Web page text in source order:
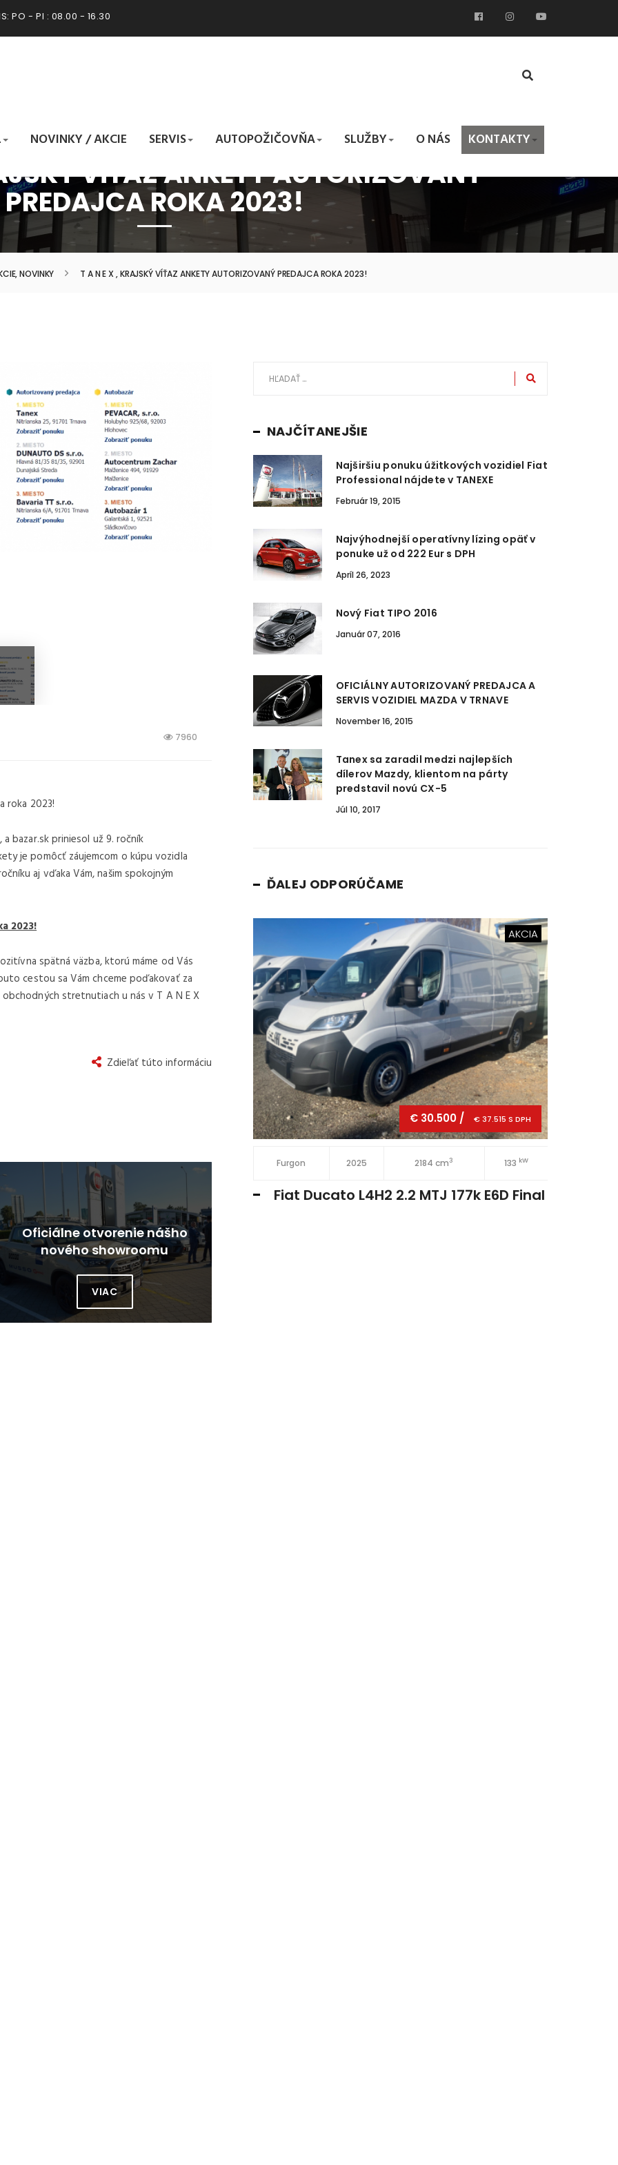
PO - PI : 08.00 - 16.30
NOVINKY / AKCIE SERVIS AUTOPOŽIČOVŇA SLUŽBY O NÁS KONTAKTY
VÍŤAZ ANKETY AUTORIZOVANÝ
PREDAJCA ROKA 2023!
NOVINKY T A N E X , KRAJSKÝ VÍŤAZ ANKETY AUTORIZOVANÝ PREDAJCA ROKA 2023!
7960
roka 2023!
bazar.sk priniesol už 9. ročník
je pomôcť záujemcom o kúpu vozidla
aj vďaka Vám, našim spokojným
2023!
spätná väzba, ktorú máme od Vás
cestou sa Vám chceme poďakovať za
stretnutiach u nás v T A N E X
Zdieľať túto informáciu
Oficiálne otvorenie nášho
nového showroomu
značky SsangYong
VIAC
NAJČÍTANEJŠIE
Najširšiu ponuku úžitkových vozidiel Fiat
Professional nájdete v TANEXE
Február 19, 2015
Najvýhodnejší operatívny lízing opäť v
ponuke už od 222 Eur s DPH
Apríl 26, 2023
Nový Fiat TIPO 2016
Január 07, 2016
OFICIÁLNY AUTORIZOVANÝ PREDAJCA A
SERVIS VOZIDIEL MAZDA V TRNAVE
November 16, 2015
Tanex sa zaradil medzi najlepších
dílerov Mazdy, klientom na párty
predstavil novú CX-5
Júl 10, 2017
ĎALEJ ODPORÚČAME
valník 7 miest 2184 cm3 132
MAXI Dvojkabína L4 2.2
valník 7 miest
€ 30.500 / € 37.515 S DPH
AKCIA
Furgon 2025 2184 cm3 133 kW
Fiat Ducato L4H2 2.2 MTJ 177k E6D Final